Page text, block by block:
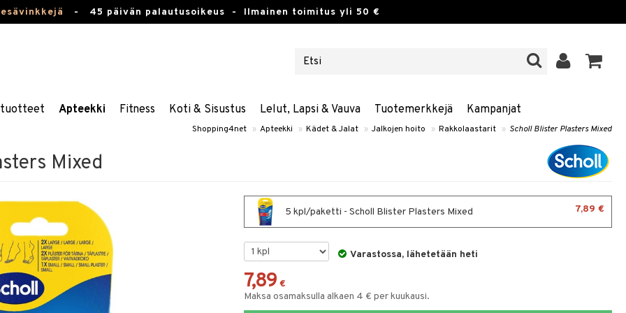
- 45 päivän palautusoikeus - Ilmainen toimitus yli 50 €
Apteekki Fitness Koti & Sisustus Lelut, Lapsi & Vauva Tuotemerkkejä Kampanjat
Shopping4net » Apteekki » Kädet & Jalat » Jalkojen hoito » Rakkolaastarit » Scholl Blister Plasters Mixed
Mixed
5 kpl/paketti - Scholl Blister Plasters Mixed 7,89 €
Varastossa, lähetetään heti
7,89 €
Maksa osamaksulla alkaen 4 € per kuukausi.